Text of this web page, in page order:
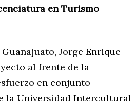
en Turismo
Jorge Enrique
al frente de la
en conjunto
la Universidad Intercultural